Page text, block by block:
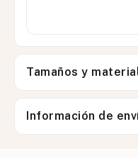
Tamaños y
Información de